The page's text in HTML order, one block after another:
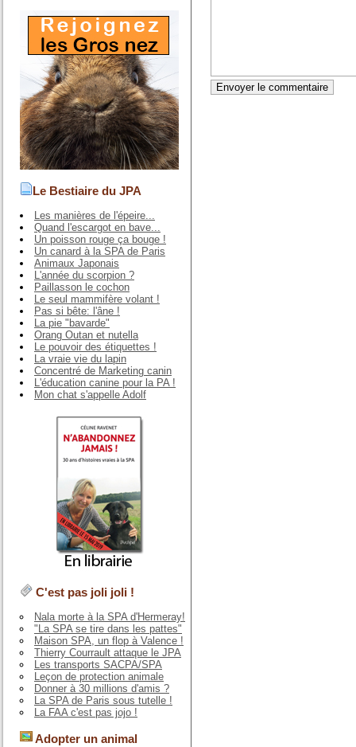
Le Bestiaire du JPA
Les manières de l'épeire...
Quand l'escargot en bave...
Un poisson rouge ça bouge !
Un canard à la SPA de Paris
Animaux Japonais
L'année du scorpion ?
Paillasson le cochon
Le seul mammifère volant !
Pas si bête: l'âne !
La pie "bavarde"
Orang Outan et nutella
Le pouvoir des étiquettes !
La vraie vie du lapin
Concentré de Marketing canin
L'éducation canine pour la PA !
Mon chat s'appelle Adolf
C'est pas joli joli !
Nala morte à la SPA d'Hermeray!
"La SPA se tire dans les pattes"
Maison SPA, un flop à Valence !
Thierry Courrault attaque le JPA
Les transports SACPA/SPA
Leçon de protection animale
Donner à 30 millions d'amis ?
La SPA de Paris sous tutelle !
La FAA c'est pas jojo !
Adopter un animal